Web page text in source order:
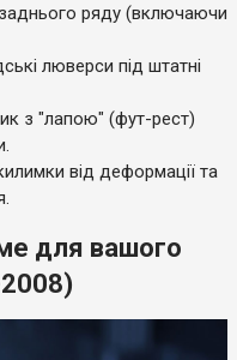
ряду (включаючи
люверси під штатні
з "лапою" (фут-рест)
від деформації та
для вашого